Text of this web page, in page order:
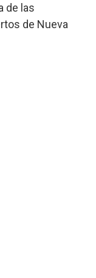
de las
de Nueva